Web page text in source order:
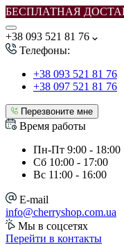
БЕСПЛАТНАЯ
+38 093 521 81 76
Телефоны:
+38 093 521 81 76
+38 097 521 81 76
Перезвоните мне
Время работы
Пн-Пт 9:00 - 18:00
Сб 10:00 - 17:00
Вс 11:00 - 16:00
E-mail
info@cherryshop.com.ua
Мы в соцсетях
Перейти в контакты